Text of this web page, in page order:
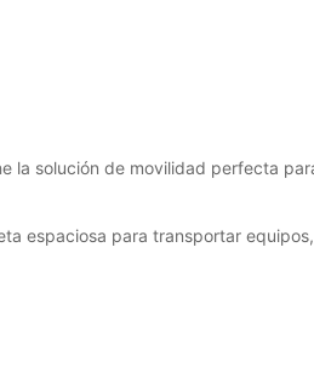
solución de movilidad perfecta
espaciosa para transportar